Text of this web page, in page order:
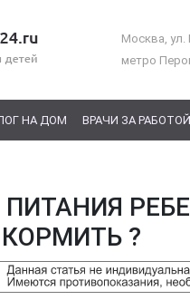
Москва, ул.
метро
НА ДОМ ВРАЧИ ЗА РАБОТОЙ
?